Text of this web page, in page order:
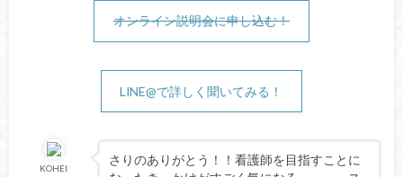
オンライン説明会に申し込む！
LINE@で詳しく聞いてみる！
KOHEI
さりのありがとう！！看護師を目指すことに